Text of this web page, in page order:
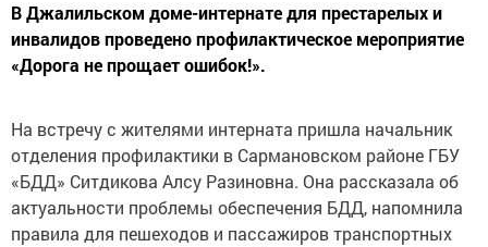
В Джалильском доме-интернате для престарелых и
инвалидов проведено профилактическое мероприятие
«Дорога не прощает ошибок!».
На встречу с жителями интерната пришла начальник
отделения профилактики в Сармановском районе ГБУ
«БДД» Ситдикова Алсу Разиновна. Она рассказала об
актуальности проблемы обеспечения БДД, напомнила
правила для пешеходов и пассажиров транспортных